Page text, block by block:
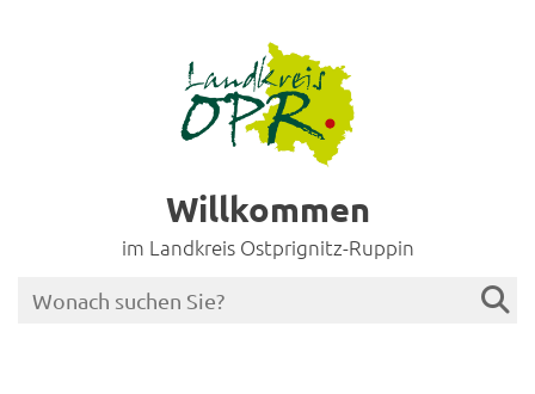
Willkommen
im Landkreis Ostprignitz-Ruppin